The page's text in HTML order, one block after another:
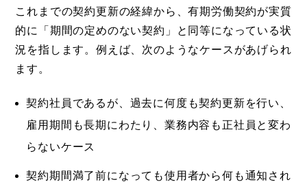
これまでの契約更新の経緯から、有期労働契約が実質
的に「期間の定めのない契約」と同等になっている状
況を指します。例えば、次のようなケースがあげられ
ます。
契約社員であるが、過去に何度も契約更新を行い、
雇用期間も長期にわたり、業務内容も正社員と変わ
らないケース
契約期間満了前になっても使用者から何も通知され